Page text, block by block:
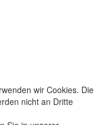
wir Cookies. Die
nicht an Dritte